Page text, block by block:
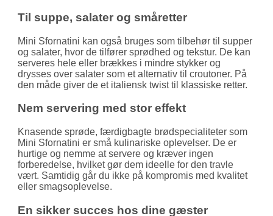
Til suppe, salater og småretter
Mini Sfornatini kan også bruges som tilbehør til supper
og salater, hvor de tilfører sprødhed og tekstur. De kan
serveres hele eller brækkes i mindre stykker og
drysses over salater som et alternativ til croutoner. På
den måde giver de et italiensk twist til klassiske retter.
Nem servering med stor effekt
Knasende sprøde, færdigbagte brødspecialiteter som
Mini Sfornatini er små kulinariske oplevelser. De er
hurtige og nemme at servere og kræver ingen
forberedelse, hvilket gør dem ideelle for den travle
vært. Samtidig går du ikke på kompromis med kvalitet
eller smagsoplevelse.
En sikker succes hos dine gæster